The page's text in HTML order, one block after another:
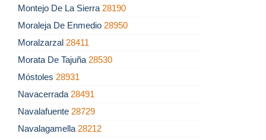
Montejo De La Sierra 28190
Moraleja De Enmedio 28950
Moralzarzal 28411
Morata De Tajuña 28530
Móstoles 28931
Navacerrada 28491
Navalafuente 28729
Navalagamella 28212